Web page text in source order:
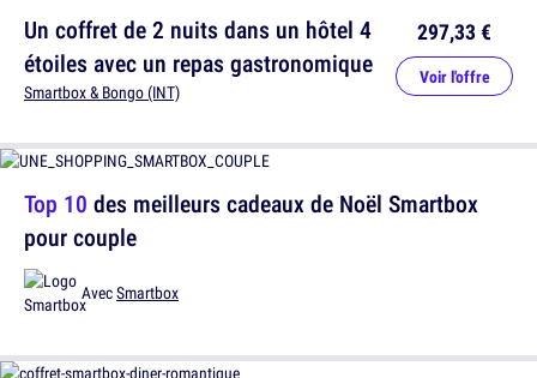
Un coffret de 2 nuits dans un hôtel 4
étoiles avec un repas gastronomique
Smartbox & Bongo (INT)
297,33 €
Voir l'offre
Top 10 des meilleurs cadeaux de Noël Smartbox
pour couple
AvecSmartbox